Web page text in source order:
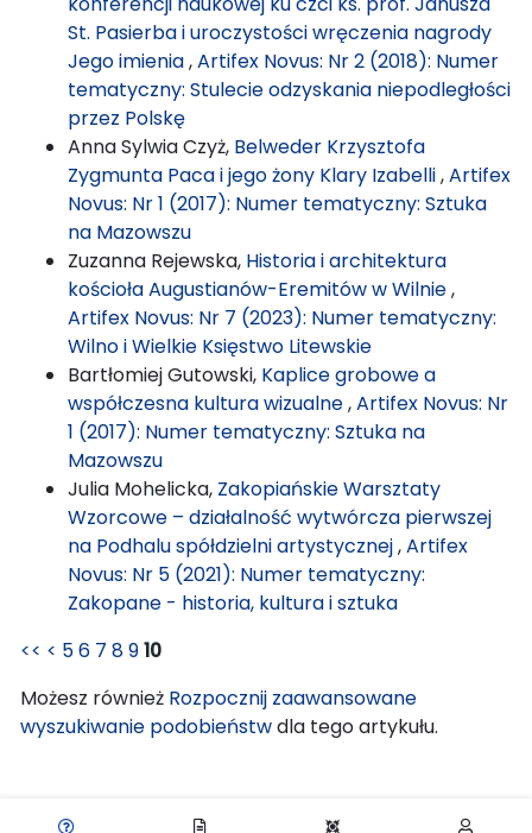
St. Pasierba i uroczystości wręczenia nagrody
Jego imienia,Artifex Novus: Nr 2 (2018): Numer
tematyczny: Stulecie odzyskania niepodległości
przez Polskę
Anna Sylwia Czyż, Belweder Krzysztofa
Zygmunta Paca i jego żony Klary Izabelli,Artifex
Novus: Nr 1 (2017): Numer tematyczny: Sztuka
na Mazowszu
Zuzanna Rejewska, Historia i architektura
kościoła Augustianów-Eremitów w Wilnie,
Artifex Novus: Nr 7 (2023): Numer tematyczny:
Wilno i Wielkie Księstwo Litewskie
Bartłomiej Gutowski, Kaplice grobowe a
współczesna kultura wizualne,Artifex Novus: Nr
1 (2017): Numer tematyczny: Sztuka na
Mazowszu
Julia Mohelicka, Zakopiańskie Warsztaty
Wzorcowe – działalność wytwórcza pierwszej
na Podhalu spółdzielni artystycznej,Artifex
Novus: Nr 5 (2021): Numer tematyczny:
Zakopane - historia, kultura i sztuka
<< < 56 7 8910
Możesz również Rozpocznij zaawansowane
wyszukiwanie podobieństwdla tego artykułu.